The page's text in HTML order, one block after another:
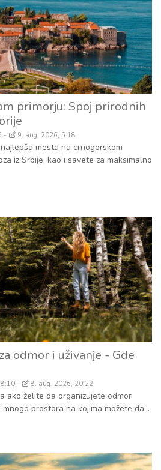
primorju: Spoj prirodnih
9. aug. 2026, 5:18
mesta na crnogorskom
iz Srbije, kao i savete za maksimalno
odmor i uživanje - Gde
8. aug. 2026, 20:22
ako želite da organizujete odmor
prostora na kojima možete da...